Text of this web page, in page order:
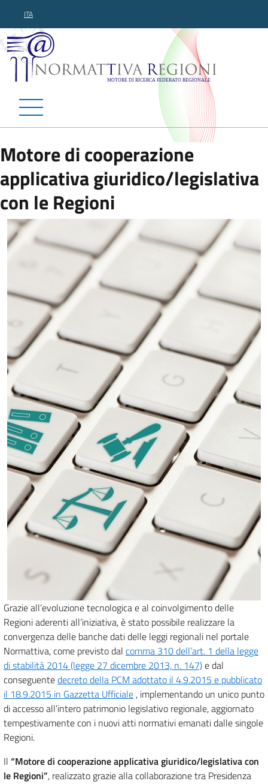
ITA
Normattiva Regioni -
Motore di cooperazione
applicativa giuridico/legislativa
con le Regioni
Grazie all’evoluzione tecnologica e al coinvolgimento delle
Regioni aderenti all’iniziativa, è stato possibile realizzare la
convergenza delle banche dati delle leggi regionali nel portale
Normattiva, come previsto dal comma 310 dell’art. 1 della legge
di stabilità 2014 (legge 27 dicembre 2013, n. 147)e dal
conseguentedecreto della PCM adottato il 4.9.2015 e pubblicato
il 18.9.2015 in Gazzetta Ufficiale , implementando un unico punto
di accesso all’intero patrimonio legislativo regionale, aggiornato
tempestivamente con i nuovi atti normativi emanati dalle singole
Regioni.
Il “Motore di cooperazione applicativa giuridico/legislativa con
le Regioni”, realizzato grazie alla collaborazione tra Presidenza